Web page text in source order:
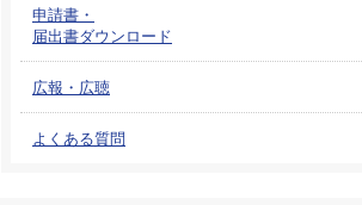
申請書・
届出書ダウンロード
広報・広聴
よくある質問